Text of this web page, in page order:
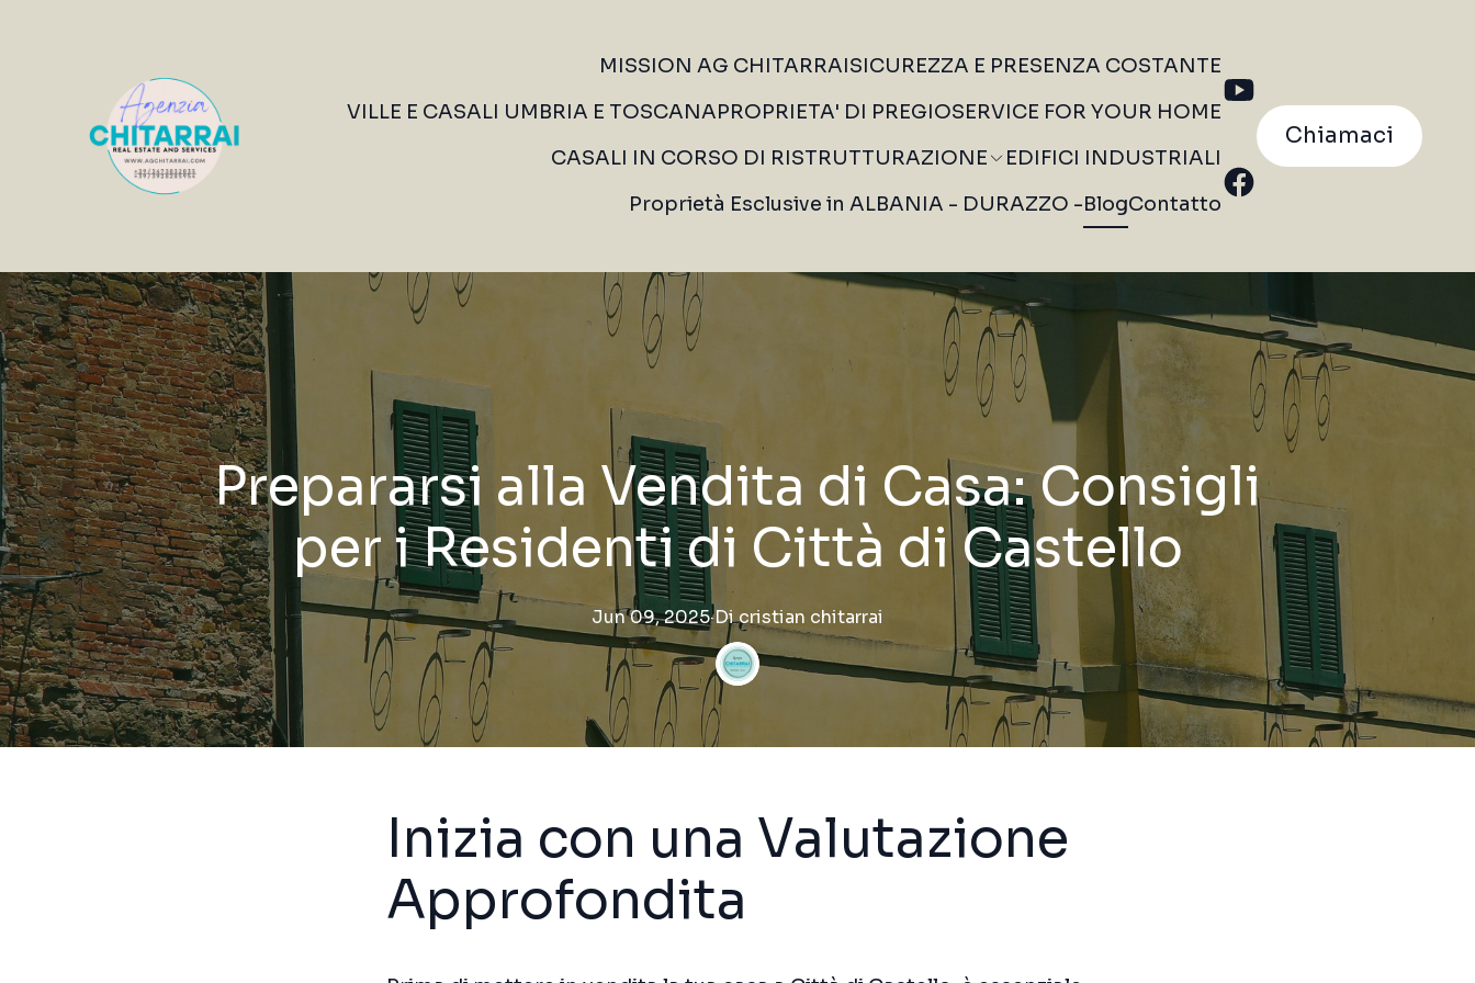
MISSION AG CHITARRAISICUREZZA E PRESENZA COSTANTE
VILLE E CASALI UMBRIA E TOSCANAPROPRIETA' DI PREGIOSERVICE FOR YOUR HOME
CASALI IN CORSO DI RISTRUTTURAZIONE
EDIFICI INDUSTRIALI
Proprietà Esclusive in ALBANIA - DURAZZO -BlogContatto
Chiamaci
Prepararsi alla Vendita di Casa: Consigli
per i Residenti di Città di Castello
Jun 09, 2025·Dicristian chitarrai
Inizia con una Valutazione
Approfondita